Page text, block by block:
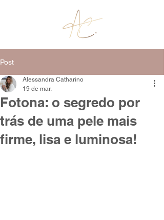
Post
Fotona: o segredo por
trás de uma pele mais
firme, lisa e luminosa!
Alessandra Catharino
19 de mar.